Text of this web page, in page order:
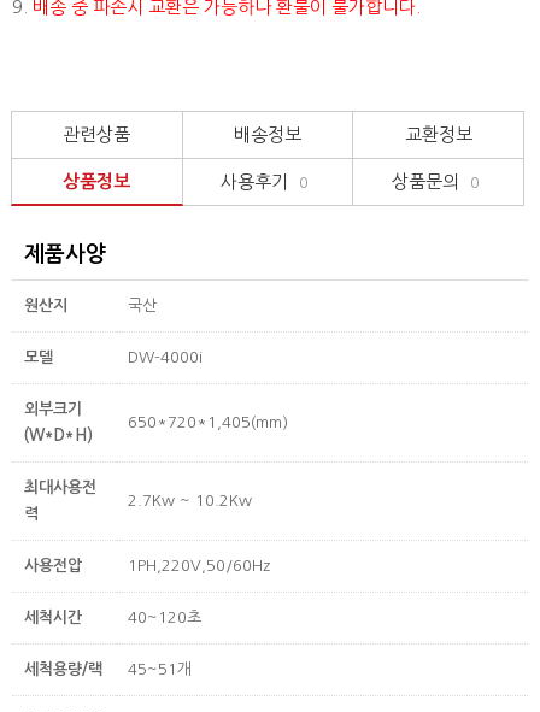
9. 배송 중 파손시 교환은 가능하나 환불이 불가합니다.
관련상품 배송정보 교환정보
상품정보 사용후기 0 상품문의 0
제품사양
원산지 국산
모델 DW-4000i
외부크기
(W*D*H)
650*720*1,405(mm)
최대사용전
력
2.7Kw ~ 10.2Kw
사용전압 1PH,220V,50/60Hz
세척시간 40~120초
세척용량/랙 45~51개